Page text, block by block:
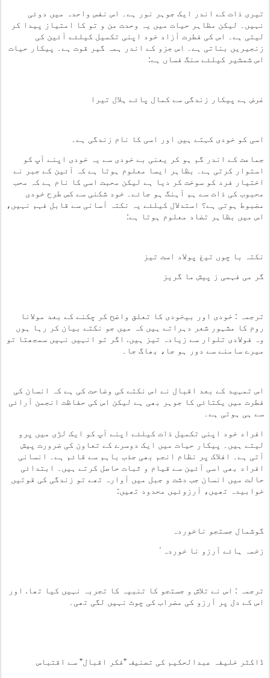
تیری ذات کے اندر ایک جوہر نور ہے۔ اس نفس واحدہ میں دوئی
نہیں۔ لیکن مظاہر حیات میں یہ وحدت من و تو کا امتیاز پیدا کر
لیتی ہے۔ اس کی فطرت آزاد خود اپنی تکمیل کیلئے آئین کی
زنجیریں بناتی ہے۔ اس جزو کے اندر ہمہ گیر قوت ہے۔ پیکار حیات
اس شمشیر کیلئے سنگ فساں ہے:
غرض ہے پیکار زندگی سے کمال پائے ہلال تیرا
اسی کو خودی کہتے ہیں اور اسی کا نام زندگی ہے۔
جماعت کے اندر گم ہو کر یعنی بے خودی سے یہ خودی اپنے آپ کو
استوار کرتی ہے۔ بظاہر ایسا معلوم ہوتا ہے کہ آئین کے جبر نے
اختیار فرد کو سوخت کر دیا ہے لیکن محبت اسی کا نام ہے کہ محب
محبوب کی ذات سے ہم آہنگ ہو جائے۔ خود شکنی سے کس طرح خودی
مضبوط ہوتی ہے؟ استدلال کیلئے یہ نکتہ آسانی سے قابل فہم نہیں،
اس میں بظاہر تضاد معلوم ہوتا ہے:
نکتہ با چوں تیغ پولاد است تیز
گر می فہمی ز پیش ما گریز
ترجمہ : خودی اور بیخودی کا تعلق واضح کر چکنے کے بعد مولانا
روم کا مشہور شعر دہراتے ہیں کہ میں جو نکتے بیان کر رہا ہوں
وہ فولادی تلوار سے زیادہ تیز ہیں. اگر تو انہیں نہیں سمجھتا تو
میرے سامنے سے دور ہو جا، بھاگ جا۔
اس تمہید کے بعد اقبال نے اس نکتے کی وضاحت کی ہے کہ انسان کی
فطرت میں یکتائی کا جوہر بھی ہے لیکن اس کی حفاظت انجمن آرائی
سے ہی ہوتی ہے۔
افراد خود اپنی تکمیل ذات کیلئے اپنے آپ کو ایک لڑی میں پرو
لیتے ہیں۔ پیکار حیات میں ایک دوسرے کے تعاون کی ضرورت پیش
آتی ہے۔ افلاک پر نظام انجم بھی جذب باہم سے قائم ہے۔ انسانی
افراد بھی اسی آئین سے قیام و ثبات حاصل کرتے ہیں۔ ابتدائی
حالت میں انسان جب دشت و جبل میں آوارہ تھے تو زندگی کی قوتیں
خوابیدہ تھیں، آرزوئیں محدود تھیں:
گوشمال جستجو ناخوردہ
زخمہ ہائے آرزو نا خوردہٴ
ترجمہ : اس نے تلاش و جستجو کا تنبیہ کا تجربہ نہیں کیا تھا. اور
اس کے دل پر آرزو کی مضراب کی چوٹ نہیں لگی تھی۔
ڈاکٹر خلیفہ عبدالحکیم کی تصنیف "فکر اقبال" سے اقتباس